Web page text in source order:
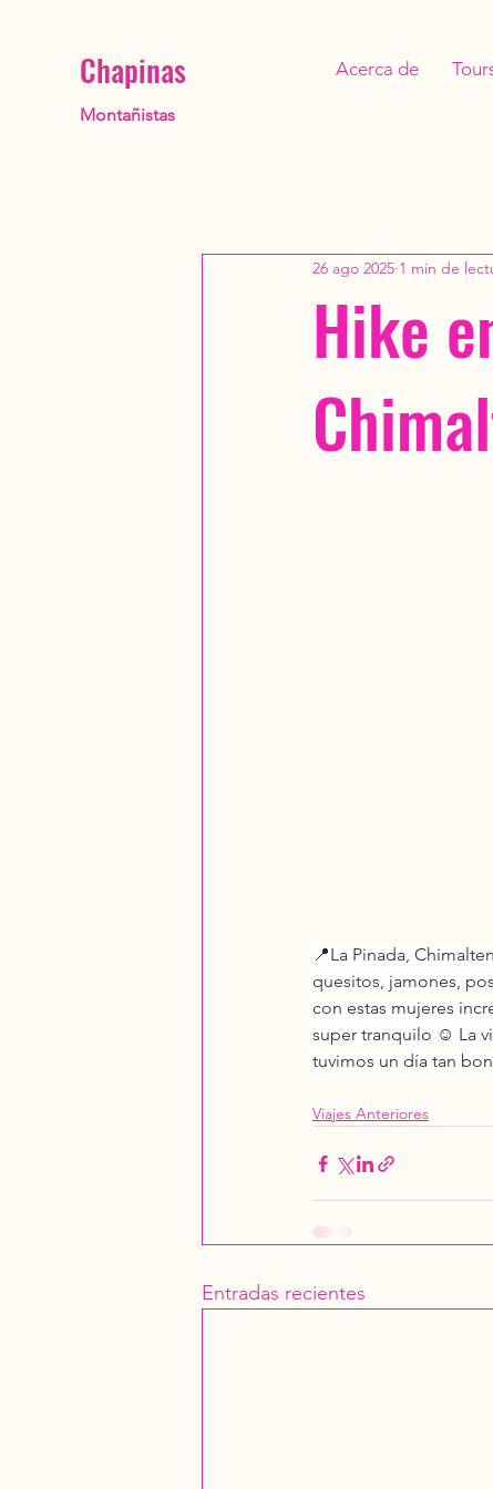
Chapinas
Montañistas
Acerca de
Hike
26 ago 2025 1 min de
📍La Pinada,
quesitos, jamones,
con estas mujeres
super tranquilo ☺️ La
tuvimos un día tan
Viajes Anteriores
Entradas recientes